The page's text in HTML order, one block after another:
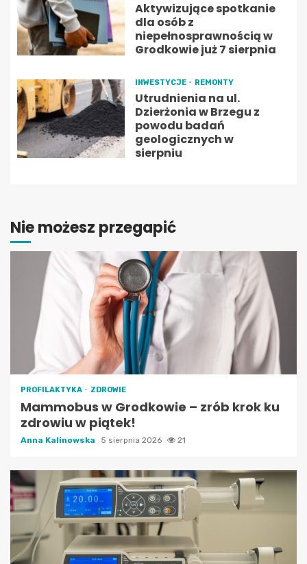
Aktywizujące spotkanie
dla osób z
niepełnosprawnością w
Grodkowie już 7 sierpnia
INWESTYCJE REMONTY
Utrudnienia na ul.
Dzierżonia w Brzegu z
powodu badań
geologicznych w
sierpniu
Nie możesz przegapić
PROFILAKTYKA ZDROWIE
Mammobus w Grodkowie – zrób krok ku
zdrowiu w piątek!
Anna Kalinowska 5 sierpnia 2026 21